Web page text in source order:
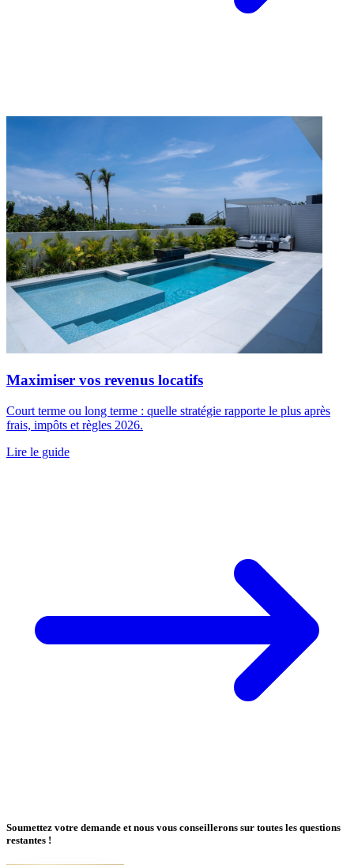
Maximiser vos revenus locatifs
Court terme ou long terme : quelle stratégie rapporte le plus après
frais, impôts et règles 2026.
Lire le guide
Soumettez votre demande et nous vous conseillerons sur toutes les questions
restantes !